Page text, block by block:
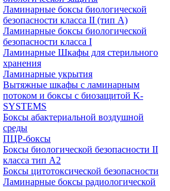
Ламинарные боксы биологической
безопасности класса II (тип А)
Ламинарные боксы биологической
безопасности класса I
Ламинарные Шкафы для стерильного
хранения
Ламинарные укрытия
Вытяжные шкафы с ламинарным
потоком и боксы с биозащитой K-
SYSTEMS
Боксы абактериальной воздушной
среды
ПЦР-боксы
Боксы биологической безопасности II
класса тип A2
Боксы цитотоксической безопасности
Ламинарные боксы радиологической